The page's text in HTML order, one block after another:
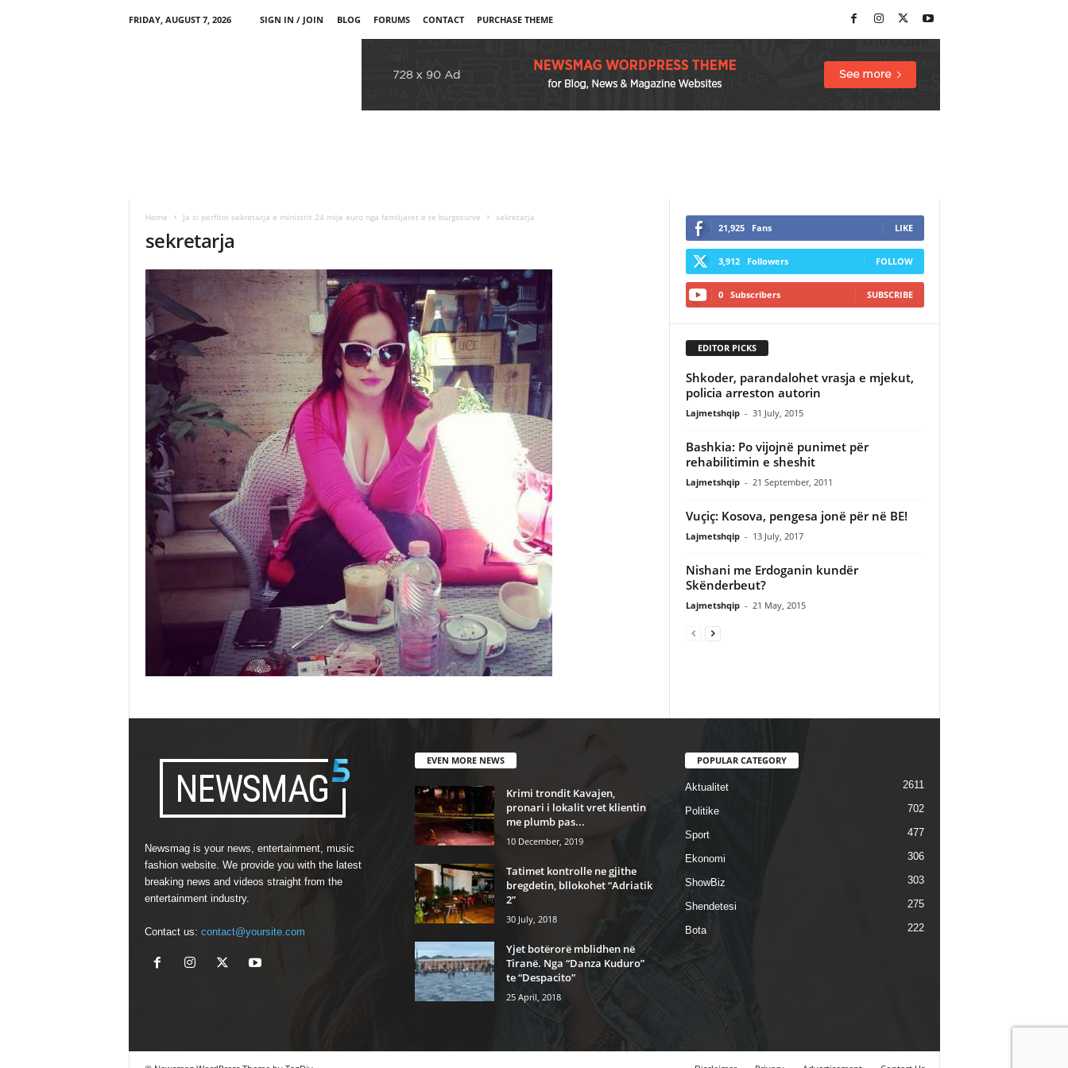
FRIDAY, AUGUST 7, 2026 SIGN IN / JOIN BLOG FORUMS CONTACT PURCHASE THEME
Home Ja si perfitoi sekretarja e ministrit 24 mije euro nga familjaret e te burgosurve sekretarja
sekretarja 21,925 Fans LIKE
3,912 Followers FOLLOW
0 Subscribers SUBSCRIBE
EDITOR PICKS
Shkoder, parandalohet vrasja e mjekut,
policia arreston autorin
Lajmetshqip - 31 July, 2015
Bashkia: Po vijojnë punimet për
rehabilitimin e sheshit
Lajmetshqip - 21 September, 2011
Vuçiç: Kosova, pengesa jonë për në BE!
Lajmetshqip - 13 July, 2017
Nishani me Erdoganin kundër
Skënderbeut?
Lajmetshqip - 21 May, 2015
Newsmag is your news, entertainment, music
fashion website. We provide you with the latest
breaking news and videos straight from the
entertainment industry.
Contact us: contact@yoursite.com
EVEN MORE NEWS
Krimi trondit Kavajen,
pronari i lokalit vret klientin
me plumb pas...
10 December, 2019
Tatimet kontrolle ne gjithe
bregdetin, bllokohet “Adriatik
2”
30 July, 2018
Yjet botërorë mblidhen në
Tiranë. Nga “Danza Kuduro”
te “Despacito”
25 April, 2018
POPULAR CATEGORY
Aktualitet 2611
Politike 702
Sport 477
Ekonomi 306
ShowBiz 303
Shendetesi 275
Bota 222